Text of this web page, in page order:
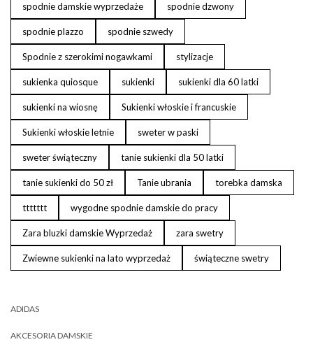
spodnie damskie wyprzedaże spodnie dzwony
spodnie plazzo spodnie szwedy
Spodnie z szerokimi nogawkami stylizacje
sukienka quiosque sukienki sukienki dla 60 latki
sukienki na wiosnę Sukienki włoskie i francuskie
Sukienki włoskie letnie sweter w paski
sweter świąteczny tanie sukienki dla 50 latki
tanie sukienki do 50 zł Tanie ubrania torebka damska
ttttttt wygodne spodnie damskie do pracy
Zara bluzki damskie Wyprzedaż zara swetry
Zwiewne sukienki na lato wyprzedaż świąteczne swetry
ADIDAS
AKCESORIA DAMSKIE